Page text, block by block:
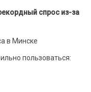
спрос из-за
в Минске
пользоваться: